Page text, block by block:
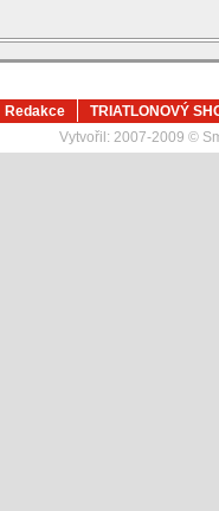
Redakce
TRIATLONOVÝ
Vytvořil: 2007-2009 ©